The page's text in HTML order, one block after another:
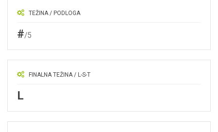
TEŽINA / PODLOGA
#/5
FINALNA TEŽINA / L-S-T
L